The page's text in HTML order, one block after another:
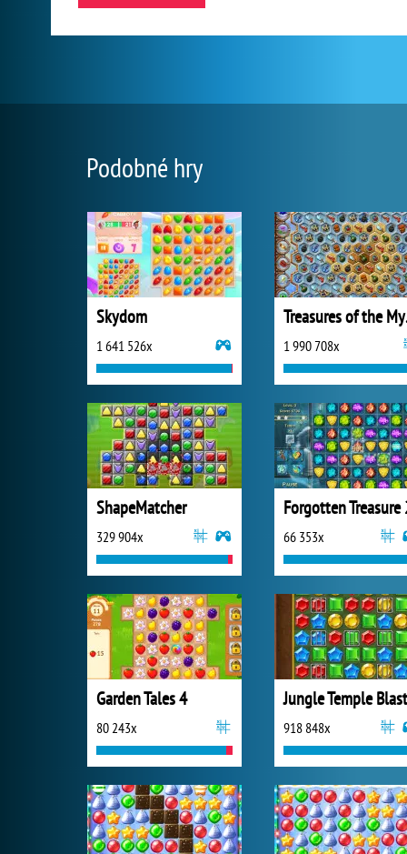
Podobné hry
Skydom
1 641 526x 1 990 708x
ShapeMatcher
329 904x
Forgotten Treasure
66 353x
Garden Tales 4
80 243x
Jungle Temple Blast
918 848x